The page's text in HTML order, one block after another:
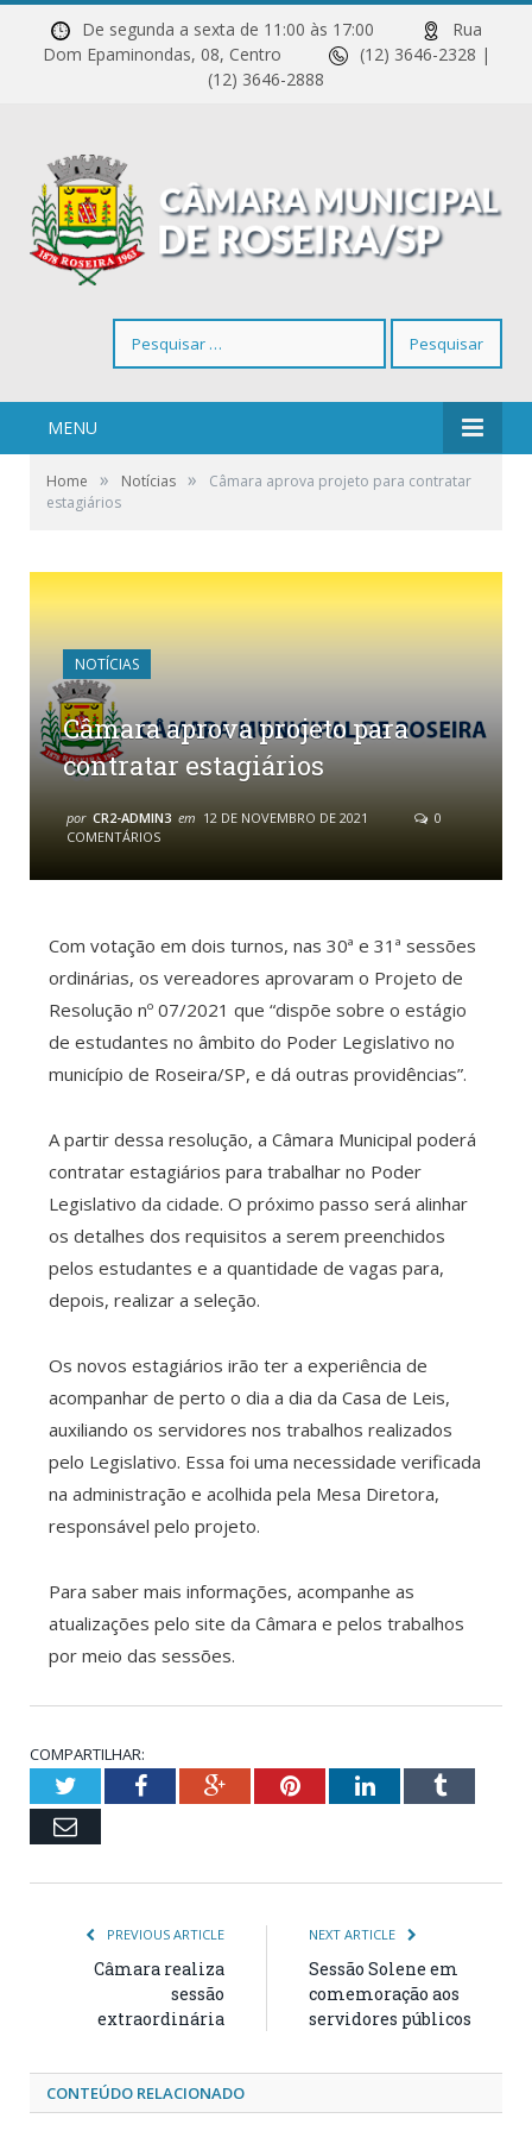
De segunda a sexta de 11:00 às 17:00
Rua
Dom Epaminondas, 08, Centro
(12) 3646-2328 |
(12) 3646-2888
por:
MENU
Home » Notícias »
Câmara aprova projeto para contratar
estagiários
NOTÍCIAS
Câmara aprova projeto para
contratar estagiários
por CR2-ADMIN3 em 12 DE NOVEMBRO DE 2021
0
COMENTÁRIOS
Com votação em dois turnos, nas 30ª e 31ª sessões
ordinárias, os vereadores aprovaram o Projeto de
Resolução nº 07/2021 que “dispõe sobre o estágio
de estudantes no âmbito do Poder Legislativo no
município de Roseira/SP, e dá outras providências”.
A partir dessa resolução, a Câmara Municipal poderá
contratar estagiários para trabalhar no Poder
Legislativo da cidade. O próximo passo será alinhar
os detalhes dos requisitos a serem preenchidos
pelos estudantes e a quantidade de vagas para,
depois, realizar a seleção.
Os novos estagiários irão ter a experiência de
acompanhar de perto o dia a dia da Casa de Leis,
auxiliando os servidores nos trabalhos realizados
pelo Legislativo. Essa foi uma necessidade verificada
na administração e acolhida pela Mesa Diretora,
responsável pelo projeto.
Para saber mais informações, acompanhe as
atualizações pelo site da Câmara e pelos trabalhos
por meio das sessões.
COMPARTILHAR:
TwitterFacebookGoogle+PinterestLinkedInTumblr
Email
PREVIOUS ARTICLE
Câmara realiza
sessão
extraordinária
NEXT ARTICLE
Sessão Solene em
comemoração aos
servidores públicos
CONTEÚDO RELACIONADO